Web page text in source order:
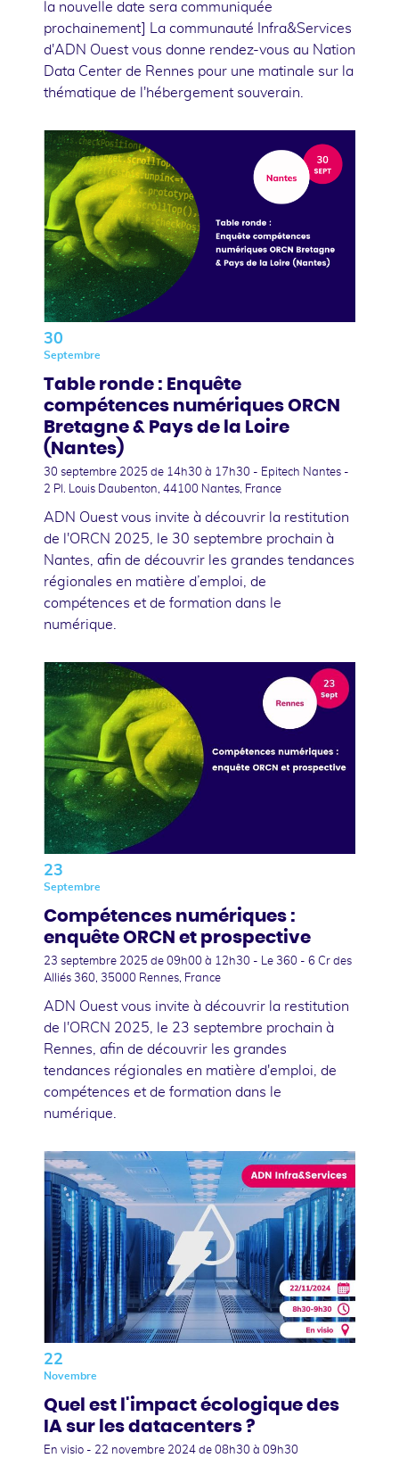
la nouvelle date sera communiquée
prochainement] La communauté Infra&Services
d'ADN Ouest vous donne rendez-vous au Nation
Data Center de Rennes pour une matinale sur la
thématique de l'hébergement souverain.
30
Septembre
Table ronde : Enquête
compétences numériques ORCN
Bretagne & Pays de la Loire
(Nantes)
30 septembre 2025 de 14h30 à 17h30 - Epitech Nantes -
2 Pl. Louis Daubenton, 44100 Nantes, France
ADN Ouest vous invite à découvrir la restitution
de l'ORCN 2025, le 30 septembre prochain à
Nantes, afin de découvrir les grandes tendances
régionales en matière d’emploi, de
compétences et de formation dans le
numérique.
23
Septembre
Compétences numériques :
enquête ORCN et prospective
23 septembre 2025 de 09h00 à 12h30 - Le 360 - 6 Cr des
Alliés 360, 35000 Rennes, France
ADN Ouest vous invite à découvrir la restitution
de l'ORCN 2025, le 23 septembre prochain à
Rennes, afin de découvrir les grandes
tendances régionales en matière d'emploi, de
compétences et de formation dans le
numérique.
22
Novembre
Quel est l'impact écologique des
IA sur les datacenters ?
En visio - 22 novembre 2024 de 08h30 à 09h30